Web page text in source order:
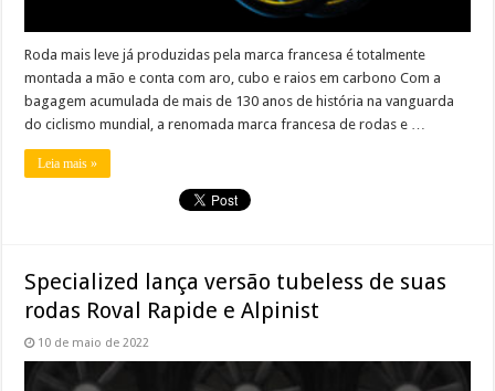
Roda mais leve já produzidas pela marca francesa é totalmente
montada a mão e conta com aro, cubo e raios em carbono Com a
bagagem acumulada de mais de 130 anos de história na vanguarda
do ciclismo mundial, a renomada marca francesa de rodas e …
Leia mais »
Specialized lança versão tubeless de suas
rodas Roval Rapide e Alpinist
10 de maio de 2022